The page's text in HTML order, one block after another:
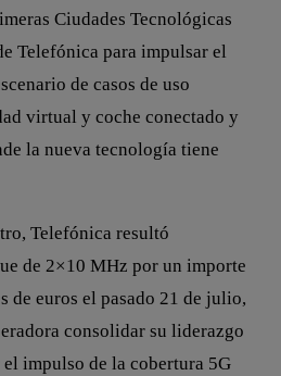
Ciudades Tecnológicas
Telefónica para impulsar el
de casos de uso
virtual y coche conectado y
la nueva tecnología tiene
Telefónica resultó
de 2×10 MHz por un importe
de euros el pasado 21 de julio,
consolidar su liderazgo
impulso de la cobertura 5G